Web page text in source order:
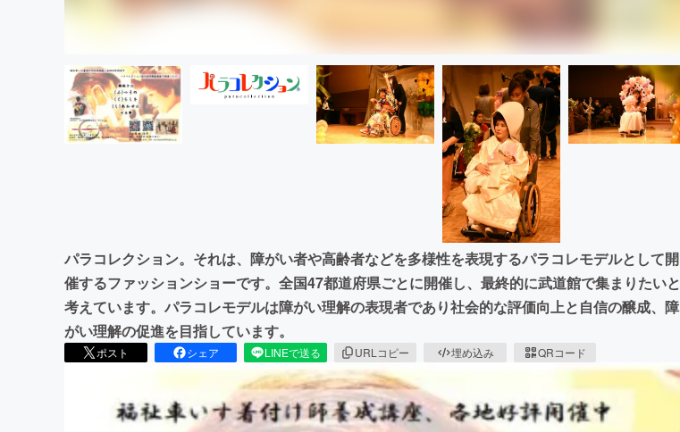
パラコレクション。それは、障がい者や高齢者などを多様性を表現するパラコレモデルとして開
催するファッションショーです。全国47都道府県ごとに開催し、最終的に武道館で集まりたいと
考えています。パラコレモデルは障がい理解の表現者であり社会的な評価向上と自信の醸成、障
がい理解の促進を目指しています。
ポスト シェア LINEで送る URLコピー 埋め込み QRコード